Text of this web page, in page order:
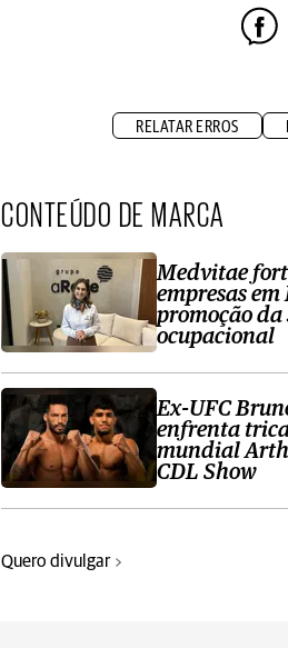
RELATAR ERROS
CONTEÚDO DE MARCA
Medvitae
empresas em
promoção da
ocupacional
Ex-UFC
enfrenta
mundial
CDL Show
Quero divulgar